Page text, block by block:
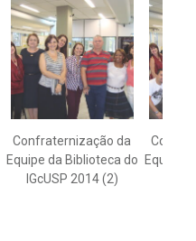
Confraternização da
Equipe da Biblioteca do
IGcUSP 2014 (2)
Equipe